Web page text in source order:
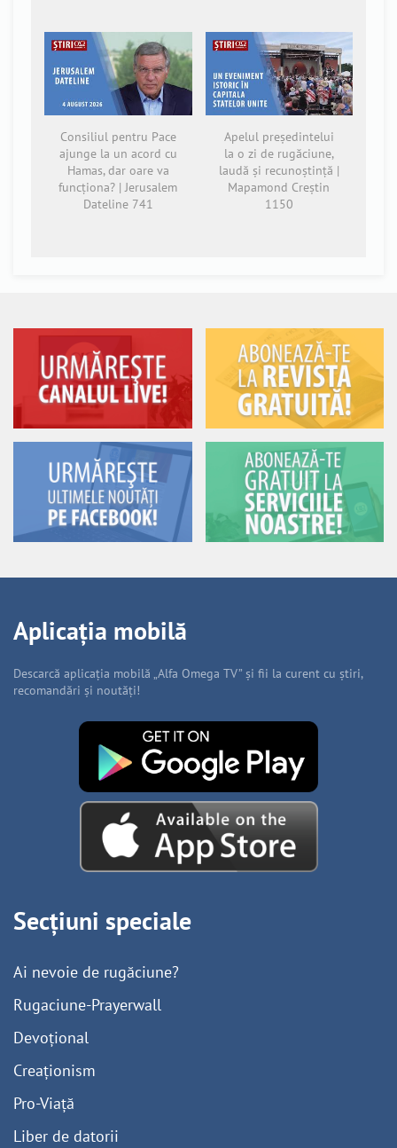
Consiliul pentru Pace
ajunge la un acord cu
Hamas, dar oare va
funcționa? | Jerusalem
Dateline 741
Apelul președintelui
la o zi de rugăciune,
laudă și recunoștință |
Mapamond Creștin
1150
Aplicația mobilă
Descarcă aplicația mobilă „Alfa Omega TV” și fii la curent cu știri,
recomandări și noutăți!
Secțiuni speciale
Ai nevoie de rugăciune?
Rugaciune-Prayerwall
Devoțional
Creaționism
Pro-Viață
Liber de datorii